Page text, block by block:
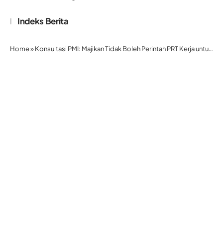
Indeks Berita
Home»Konsultasi PMI: Majikan Tidak Boleh Perintah PRT Kerja untuk Orang Lain